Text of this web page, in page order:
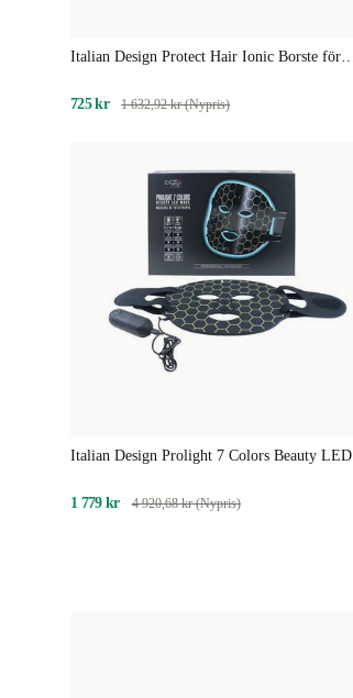
Italian Design Protect Hair Ionic Borste för
725 kr
1 632,92 kr (Nypris)
Italian Design Prolight 7 Colors Beauty LED
1 779 kr
4 920,68 kr (Nypris)